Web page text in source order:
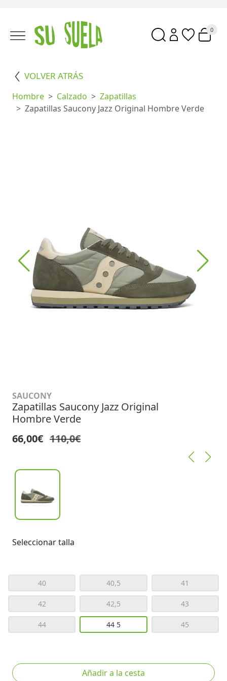
0
VOLVER ATRÁS
Hombre Calzado
Zapatillas
Zapatillas Saucony Jazz Original Hombre Verde
SAUCONY
Zapatillas Saucony Jazz Original
Hombre Verde
66,00€ 110,0€
Seleccionar talla
40 40,5 41
42 42,5 43
44 44 5 45